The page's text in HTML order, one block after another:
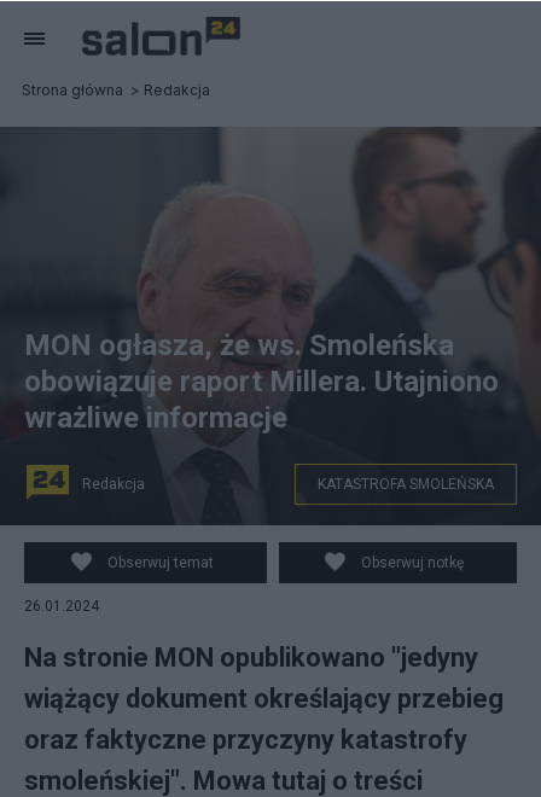
Strona główna Redakcja
Poseł PiS Antoni Macierewicz. Fot. PAP/Radek
Pietruszka
MON ogłasza, że ws. Smoleńska
obowiązuje raport Millera. Utajniono
wrażliwe informacje
Redakcja KATASTROFA SMOLEŃSKA
Obserwuj temat Obserwuj notkę
26.01.2024
Na stronie MON opublikowano "jedyny
wiążący dokument określający przebieg
oraz faktyczne przyczyny katastrofy
smoleńskiej". Mowa tutaj o treści